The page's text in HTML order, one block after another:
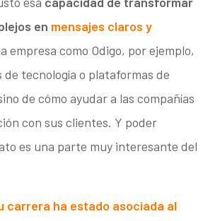
en mensajes claros y
empresa como Odigo, por ejemplo,
de tecnología o plataformas de
de cómo ayudar a las compañías
con sus clientes. Y poder
es una parte muy interesante del
carrera ha estado asociada al